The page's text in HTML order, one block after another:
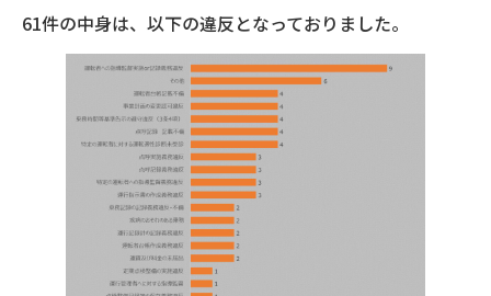
61件の中身は、以下の違反となっておりました。